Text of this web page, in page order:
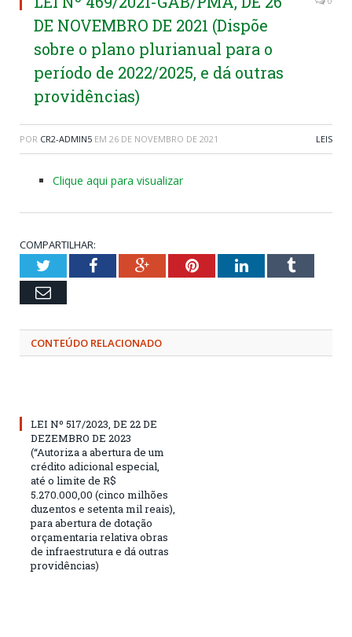
DE NOVEMBRO DE 2021 (Dispõe
sobre o plano plurianual para o
período de 2022/2025, e dá outras
providências)
POR CR2-ADMIN5 EM 26 DE NOVEMBRO DE 2021 LEIS
Clique aqui para visualizar
COMPARTILHAR:
TwitterFacebookGoogle+PinterestLinkedInTumblr
Email
CONTEÚDO RELACIONADO
LEI Nº 517/2023, DE 22 DE
DEZEMBRO DE 2023
(“Autoriza a abertura de um
crédito adicional especial,
até o limite de R$
5.270.000,00 (cinco milhões
duzentos e setenta mil reais),
para abertura de dotação
orçamentaria relativa obras
de infraestrutura e dá outras
providências)